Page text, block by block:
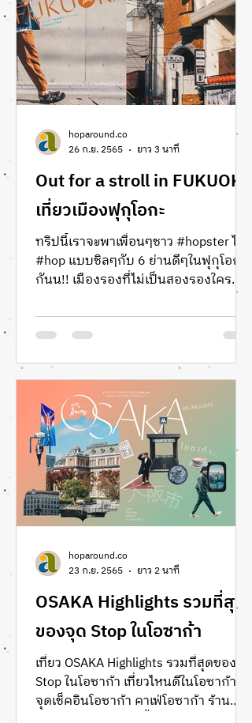
Out for a stroll in FUKUOKA
เที่ยวเมืองฟุกุโอกะ
ทริปนี้เราจะพาเพื่อนๆชาว #hopster ไป
#hop แบบชิลๆกับ 6 ย่านดีๆในฟุกุโอกะ
กันน!! เมืองรองที่ไม่เป็นสองรองใคร
hoparound.co
26 ก.ย. 2565
ยาว 3 นาที
OSAKA Highlights รวมที่สุด
ของจุด Stop ในโอซาก้า
เที่ยว OSAKA Highlights รวมที่สุดของจุด
Stop ในโอซาก้า เที่ยวไหนดีในโอซาก้า
จุดเช็คอินโอซาก้า คาเฟ่โอซาก้า ร้าน
hoparound.co
23 ก.ย. 2565
ยาว 2 นาที